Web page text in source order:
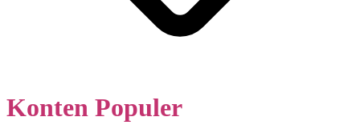
Konten Populer